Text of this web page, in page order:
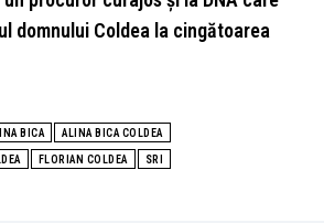
domnului Coldea la cingătoarea
BICA ALINA BICA COLDEA
FLORIAN COLDEA SRI